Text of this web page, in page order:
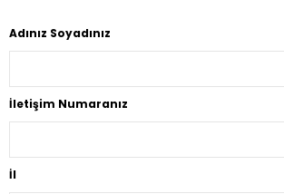
Adınız Soyadınız
İletişim Numaranız
İl